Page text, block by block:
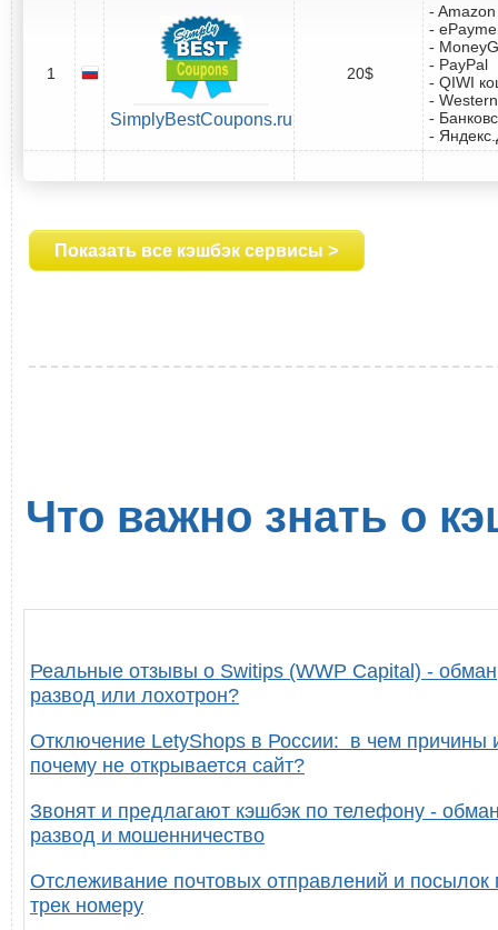
1
SimplyBestCoupons.ru
20$
-
-
-
- PayPal
- QIWI
-
-
-
Показать все кэшбэк сервисы >
Что важно знать о
Реальные отзывы о Switips (WWP Capital) -
развод или лохотрон?
Отключение LetyShops в России: в чем причины
почему не открывается сайт?
Звонят и предлагают кэшбэк по телефону -
развод и мошенничество
Отслеживание почтовых отправлений и посылок
трек номеру